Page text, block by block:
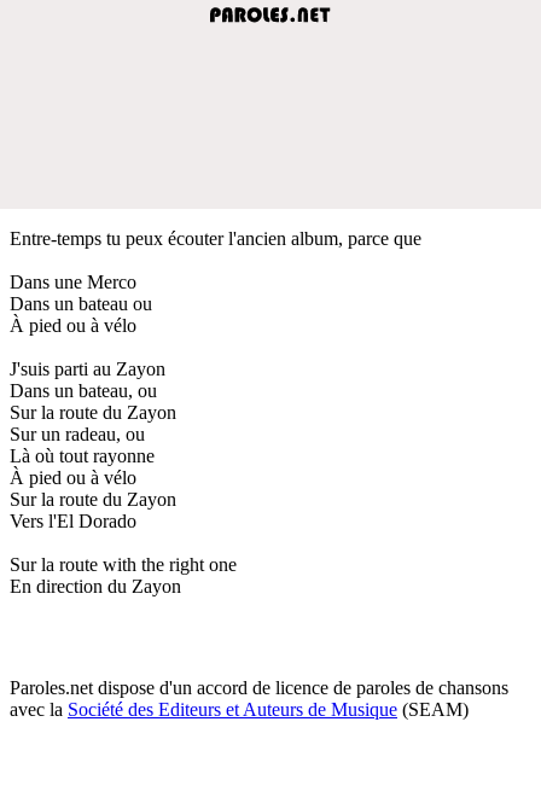
Entre-temps tu peux écouter l'ancien album, parce que
Dans une Merco
Dans un bateau ou
À pied ou à vélo
J'suis parti au Zayon
Dans un bateau, ou
Sur la route du Zayon
Sur un radeau, ou
Là où tout rayonne
À pied ou à vélo
Sur la route du Zayon
Vers l'El Dorado
Sur la route with the right one
En direction du Zayon
Paroles.net dispose d'un accord de licence de paroles de chansons
avec la Société des Editeurs et Auteurs de Musique (SEAM)